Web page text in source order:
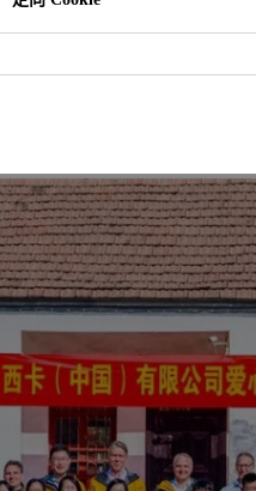
一挥间，但对于西卡图
图书馆计划公益行已走
非凡的公益篇章。